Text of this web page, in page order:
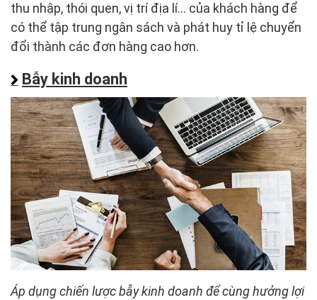
thu nhập, thói quen, vị trí địa lí… của khách hàng để
có thể tập trung ngân sách và phát huy tỉ lệ chuyển
đổi thành các đơn hàng cao hơn.
Bẫy kinh doanh
Áp dụng chiến lược bẫy kinh doanh để cùng hưởng lợi